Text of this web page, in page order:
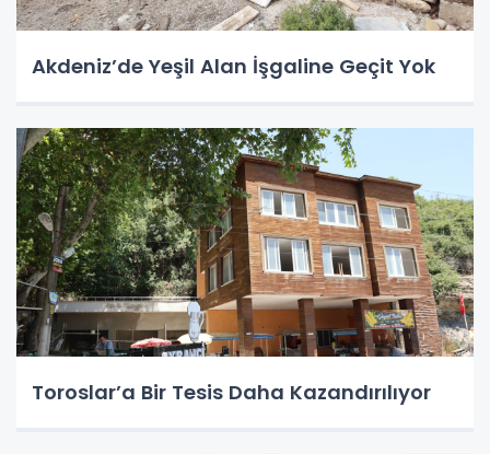
Akdeniz’de Yeşil Alan İşgaline Geçit Yok
Toroslar’a Bir Tesis Daha Kazandırılıyor